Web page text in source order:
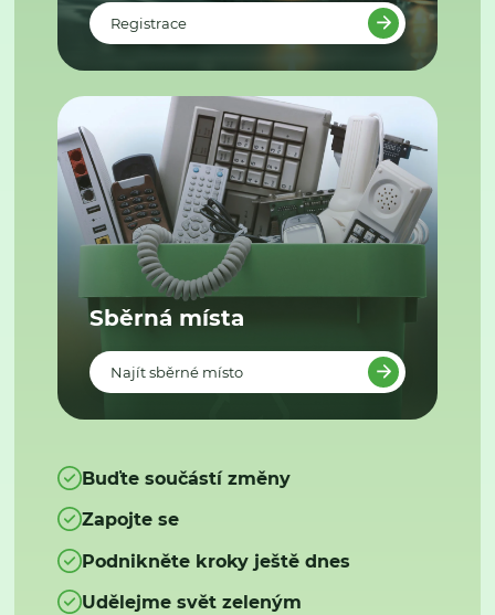
Registrace
Sběrná místa
Najít sběrné místo
Buďte součástí změny
Zapojte se
Podnikněte kroky ještě dnes
Udělejme svět zeleným